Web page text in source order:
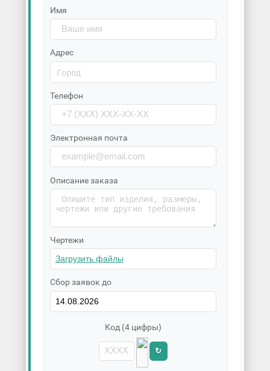
Имя
Адрес
Телефон
Электронная почта
Описание заказа
Чертежи
Сбор заявок до
Код (4 цифры)
↻